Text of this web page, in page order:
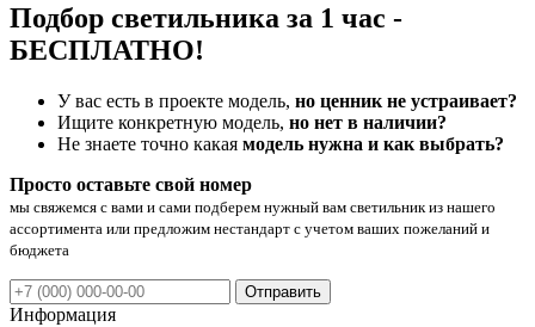
Подбор светильника за 1 час -
БЕСПЛАТНО!
У вас есть в проекте модель, но ценник не устраивает?
Ищите конкретную модель, но нет в наличии?
Не знаете точно какая модель нужна и как выбрать?
Просто оставьте свой номер
мы свяжемся с вами и сами подберем нужный вам светильник из нашего
ассортимента или предложим нестандарт с учетом ваших пожеланий и
бюджета
Отправить
Информация